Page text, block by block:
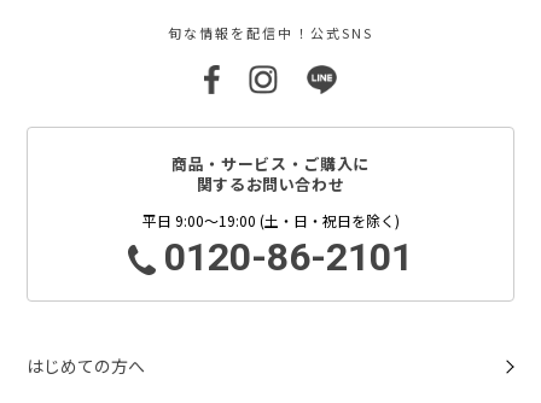
旬な情報を配信中！公式SNS
商品・サービス・ご購入に
関するお問い合わせ
平日 9:00～19:00 (土・日・祝日を除く)
0120-86-2101
はじめての方へ